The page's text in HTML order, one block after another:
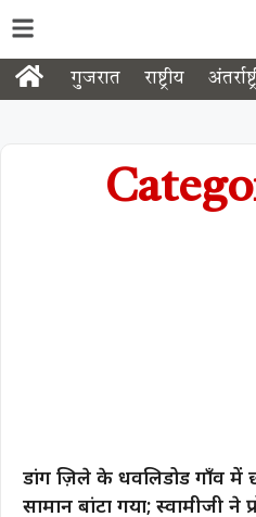
गुजरात राष्ट्रीय
डांग ज़िले के धवलिडोड गाँव में
सामान बांटा गया; स्वामीजी ने